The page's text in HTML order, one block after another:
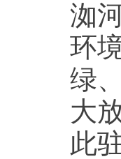
洳
环
绿
大
此